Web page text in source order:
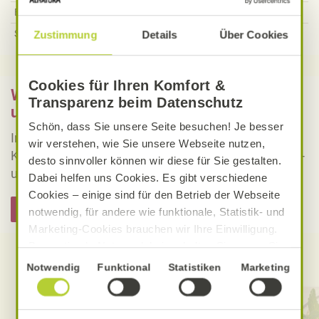
Zustimmung Details Über Cookies
Cookies für Ihren Komfort &
Transparenz beim Datenschutz
Schön, dass Sie unsere Seite besuchen! Je besser
wir verstehen, wie Sie unsere Webseite nutzen,
desto sinnvoller können wir diese für Sie gestalten.
Dabei helfen uns Cookies. Es gibt verschiedene
Cookies – einige sind für den Betrieb der Webseite
notwendig, für andere wie funktionale, Statistik- und
Marketing-Cookies brauchen wir Ihre Einwilligung.
Das optimale Nutzererlebnis erhalten Sie, wenn Sie
„Alle Cookies erlauben“ anklicken. Ihre Einwilligung
umfasst in diesem Fall auch den Einsatz von
Dienstleistern in Drittländern, die kein mit der EU
Einwilligungsauswahl
Notwendig Funktional Statistiken Marketing
Eiweiß
Salz
3,31g
Was bedeutet vegan, vegetarisch, gluten-
und laktosefrei bei Alnatura Rezepten?
Informieren Sie sich über die genaue Erklärung der
Kennzeichnung von veganen, vegetarischen, gluten-
und laktosefreien Alnatura Rezepten.
Hier informieren
Entdecken Sie weitere Rezepte